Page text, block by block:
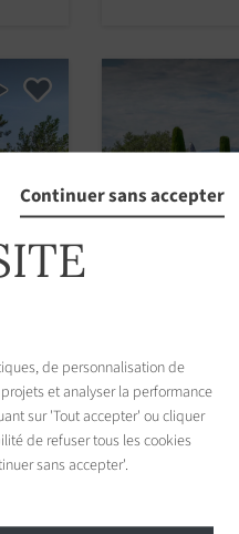
Bastide
8 chambres
A partir de
Continuer sans accepter
de personnalisation de
et analyser la performance
sur 'Tout accepter' ou cliquer
de refuser tous les cookies
sans accepter'.